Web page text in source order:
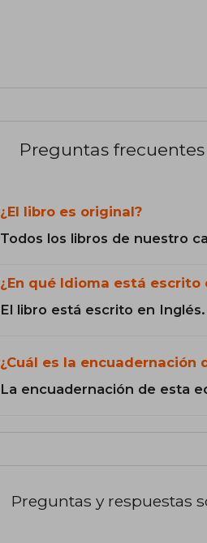
Preguntas
¿El libro es original?
Todos los libros de nuestro
¿En qué Idioma está escrito
El libro está escrito en Inglés.
¿Cuál es la encuadernación
La encuadernación de esta
Preguntas y respuestas